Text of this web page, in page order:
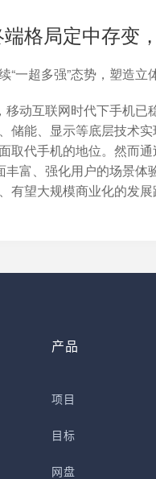
格局定中存变
“一超多强”态势，塑造立
移动互联网时代下手机
储能、显示等底层技术
取代手机的地位。然而
丰富、强化用户的场景
有望大规模商业化的发
产品
项目
目标
网盘